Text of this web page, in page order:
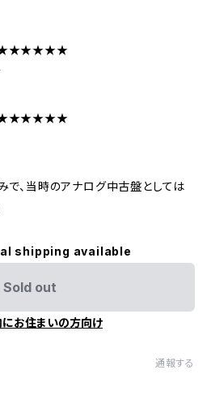
で、当時のアナログ中古盤としては
shipping available
Sold out
にお住まいの方向け
通報する